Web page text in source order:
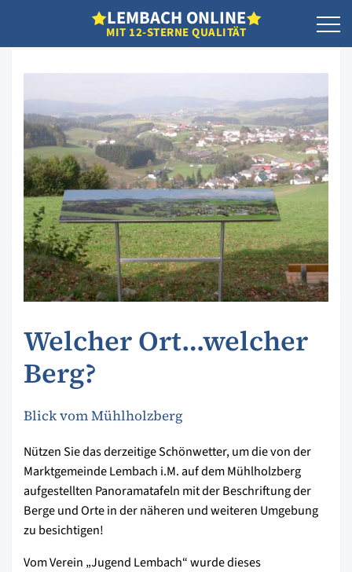
LEMBACH ONLINE
MIT 12-STERNE QUALITÄT
Welcher Ort…welcher
Berg?
Blick vom Mühlholzberg
Nützen Sie das derzeitige Schönwetter, um die von der
Marktgemeinde Lembach i.M. auf dem Mühlholzberg
aufgestellten Panoramatafeln mit der Beschriftung der
Berge und Orte in der näheren und weiteren Umgebung
zu besichtigen!
Vom Verein „Jugend Lembach“ wurde dieses